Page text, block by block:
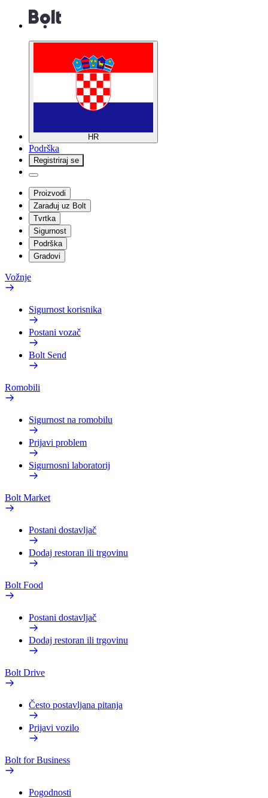
HR
Podrška
Registriraj se
Proizvodi
Zarađuj uz Bolt
Tvrtka
Sigurnost
Podrška
Gradovi
Vožnje
Sigurnost korisnika
Postani vozač
Bolt Send
Romobili
Sigurnost na romobilu
Prijavi problem
Sigurnosni laboratorij
Bolt Market
Postani dostavljač
Dodaj restoran ili trgovinu
Bolt Food
Postani dostavljač
Dodaj restoran ili trgovinu
Bolt Drive
Često postavljana pitanja
Prijavi vozilo
Bolt for Business
Pogodnosti